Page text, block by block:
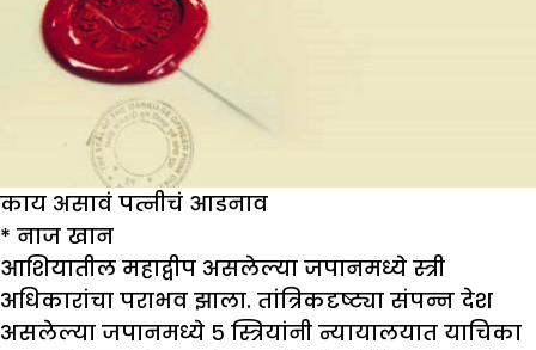
काय असावं पत्नीचं आडनाव
* नाज खान
आशियातील महाद्वीप असलेल्या जपानमध्ये स्त्री
अधिकारांचा पराभव झाला. तांत्रिकदृष्ट्या संपन्न देश
असलेल्या जपानमध्ये ५ स्त्रियांनी न्यायालयात याचिका